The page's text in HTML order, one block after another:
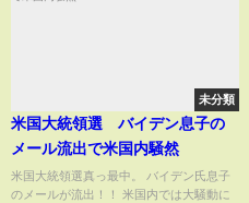
未分類
米国大統領選 バイデン息子の
メール流出で米国内騒然
米国大統領選真っ最中。 バイデン氏息子
のメールが流出！！ 米国内では大騒動に